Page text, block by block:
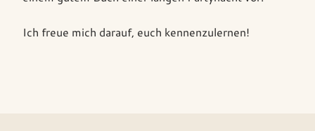
Ich freue mich darauf, euch kennenzulernen!